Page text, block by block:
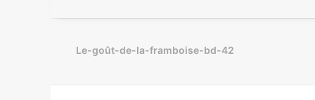
Le-goût-de-la-framboise-bd-42